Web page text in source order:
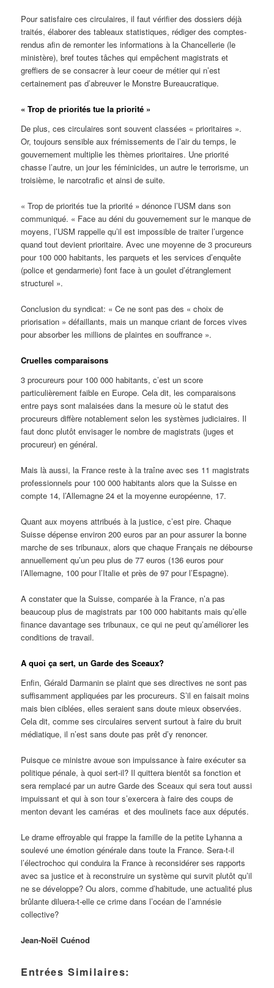
Pour satisfaire ces circulaires, il faut vérifier des dossiers déjà
traités, élaborer des tableaux statistiques, rédiger des comptes-
rendus afin de remonter les informations à la Chancellerie (le
ministère), bref toutes tâches qui empêchent magistrats et
greffiers de se consacrer à leur coeur de métier qui n’est
certainement pas d’abreuver le Monstre Bureaucratique.
« Trop de priorités tue la priorité »
De plus, ces circulaires sont souvent classées « prioritaires ».
Or, toujours sensible aux frémissements de l’air du temps, le
gouvernement multiplie les thèmes prioritaires. Une priorité
chasse l’autre, un jour les féminicides, un autre le terrorisme, un
troisième, le narcotrafic et ainsi de suite.
« Trop de priorités tue la priorité » dénonce l’USM dans son
communiqué. « Face au déni du gouvernement sur le manque de
moyens, l’USM rappelle qu’il est impossible de traiter l’urgence
quand tout devient prioritaire. Avec une moyenne de 3 procureurs
pour 100 000 habitants, les parquets et les services d’enquête
(police et gendarmerie) font face à un goulet d’étranglement
structurel ».
Conclusion du syndicat: « Ce ne sont pas des « choix de
priorisation » défaillants, mais un manque criant de forces vives
pour absorber les millions de plaintes en souffrance ».
Cruelles comparaisons
3 procureurs pour 100 000 habitants, c’est un score
particulièrement faible en Europe. Cela dit, les comparaisons
entre pays sont malaisées dans la mesure où le statut des
procureurs diffère notablement selon les systèmes judiciaires. Il
faut donc plutôt envisager le nombre de magistrats (juges et
procureur) en général.
Mais là aussi, la France reste à la traîne avec ses 11 magistrats
professionnels pour 100 000 habitants alors que la Suisse en
compte 14, l’Allemagne 24 et la moyenne européenne, 17.
Quant aux moyens attribués à la justice, c’est pire. Chaque
Suisse dépense environ 200 euros par an pour assurer la bonne
marche de ses tribunaux, alors que chaque Français ne débourse
annuellement qu’un peu plus de 77 euros (136 euros pour
l’Allemagne, 100 pour l’Italie et près de 97 pour l’Espagne).
A constater que la Suisse, comparée à la France, n’a pas
beaucoup plus de magistrats par 100 000 habitants mais qu’elle
finance davantage ses tribunaux, ce qui ne peut qu’améliorer les
conditions de travail.
A quoi ça sert, un Garde des Sceaux?
Enfin, Gérald Darmanin se plaint que ses directives ne sont pas
suffisamment appliquées par les procureurs. S’il en faisait moins
mais bien ciblées, elles seraient sans doute mieux observées.
Cela dit, comme ses circulaires servent surtout à faire du bruit
médiatique, il n’est sans doute pas prêt d’y renoncer.
Puisque ce ministre avoue son impuissance à faire exécuter sa
politique pénale, à quoi sert-il? Il quittera bientôt sa fonction et
sera remplacé par un autre Garde des Sceaux qui sera tout aussi
impuissant et qui à son tour s’exercera à faire des coups de
menton devant les caméras et des moulinets face aux députés.
Le drame effroyable qui frappe la famille de la petite Lyhanna a
soulevé une émotion générale dans toute la France. Sera-t-il
l’électrochoc qui conduira la France à reconsidérer ses rapports
avec sa justice et à reconstruire un système qui survit plutôt qu’il
ne se développe? Ou alors, comme d’habitude, une actualité plus
brûlante diluera-t-elle ce crime dans l’océan de l’amnésie
collective?
Jean-Noël Cuénod
Entrées Similaires: